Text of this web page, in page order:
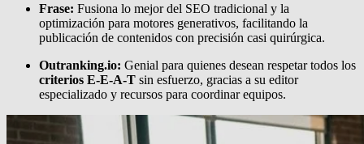
Frase: Fusiona lo mejor del SEO tradicional y la
optimización para motores generativos, facilitando la
publicación de contenidos con precisión casi quirúrgica.
Outranking.io: Genial para quienes desean respetar todos los
criterios E-E-A-T sin esfuerzo, gracias a su editor
especializado y recursos para coordinar equipos.